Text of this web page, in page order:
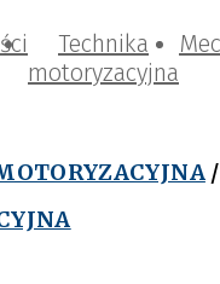
Technika
motoryzacyjna
/